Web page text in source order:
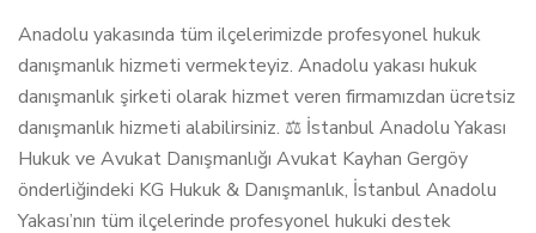
Anadolu yakasında tüm ilçelerimizde profesyonel hukuk
danışmanlık hizmeti vermekteyiz. Anadolu yakası hukuk
danışmanlık şirketi olarak hizmet veren firmamızdan ücretsiz
danışmanlık hizmeti alabilirsiniz. ⚖️ İstanbul Anadolu Yakası
Hukuk ve Avukat Danışmanlığı Avukat Kayhan Gergöy
önderliğindeki KG Hukuk & Danışmanlık, İstanbul Anadolu
Yakası’nın tüm ilçelerinde profesyonel hukuki destek